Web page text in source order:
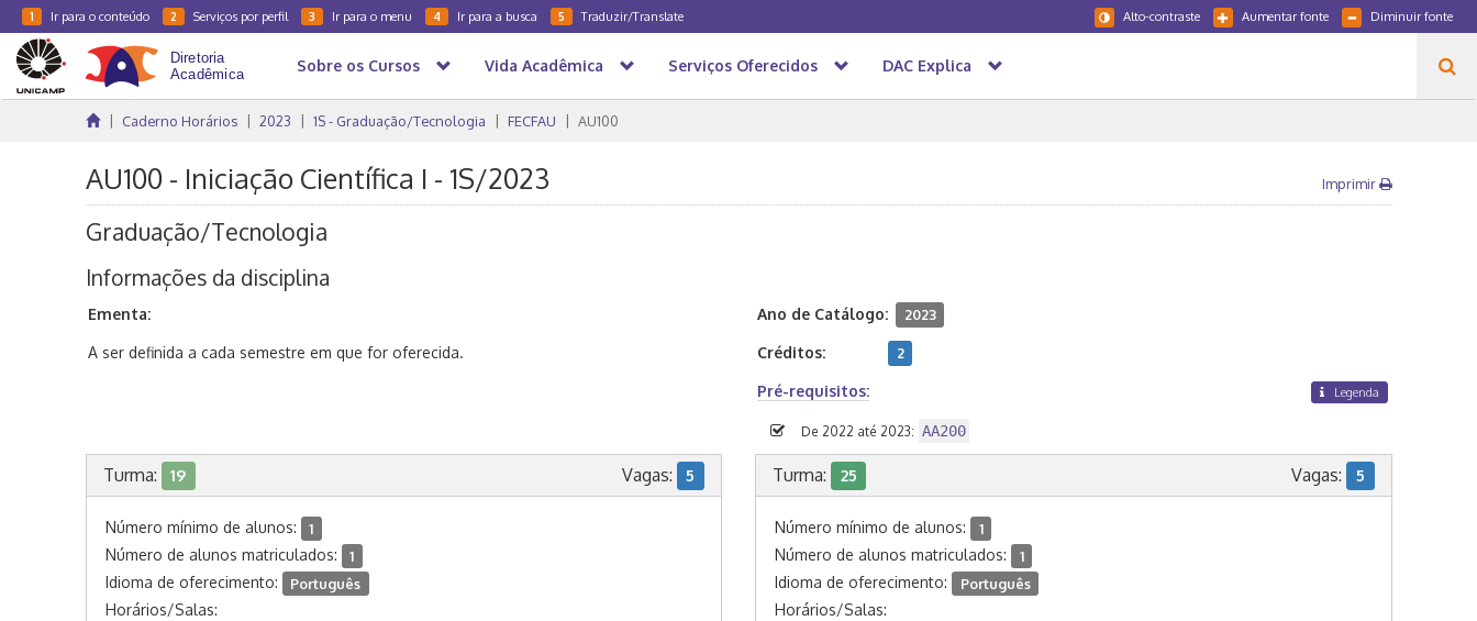
1 Ir para o conteúdo 2 Serviços por perfil 3 Ir para o menu 4 Ir para a busca 5 Traduzir/Translate Diminuir fonte
Aumentar fonte
Alto-contraste
Sobre os Cursos Vida Acadêmica Serviços Oferecidos DAC Explica
Caderno Horários 2023 1S - Graduação/Tecnologia FECFAU AU100
AU100 - Iniciação Científica I - 1S/2023 Imprimir
Graduação/Tecnologia
Informações da disciplina
Ementa:
A ser definida a cada semestre em que for oferecida.
Ano de Catálogo: 2023
Créditos: 2
Pré-requisitos: Legenda
De 2022 até 2023: AA200
Turma: 19 Vagas: 5
Número mínimo de alunos: 1
Número de alunos matriculados: 1
Idioma de oferecimento: Português
Horários/Salas:
Turma: 25 Vagas: 5
Número mínimo de alunos: 1
Número de alunos matriculados: 1
Idioma de oferecimento: Português
Horários/Salas: